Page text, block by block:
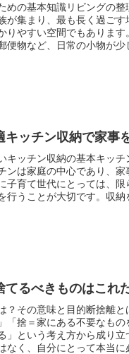
めの基本知識リビングの整
が集まり、最も長く過ごす
りやすい空間でもあります
便物など、日常の小物が少
キッチン収納で家事
キッチン収納の基本キッチ
ンは家庭の中心であり、家
子育て世代にとっては、限
行うことが大切です。収納
てるべきものはこれ
？その意味と目的断捨離と
「捨＝家にある不要なもの
」という考え方から成り立
なく、自分にとって本当に